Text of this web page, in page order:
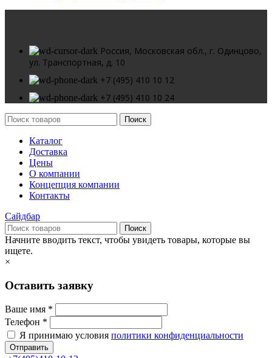
Россия, Московская обл., г. Одинцово,
ул. Транспортная, д. 10
+7 (495) 410 10 12
+7 (495) 410 10 24
Поиск
Каталог
Доставка
Цены
О компании
Концепция компании
Контакты
Сайдбар
Поиск
Начните вводить текст, чтобы увидеть товары, которые вы
ищете.
×
Оставить заявку
Ваше имя *
Телефон *
Я принимаю условия политики конфиденциальности
Отправить